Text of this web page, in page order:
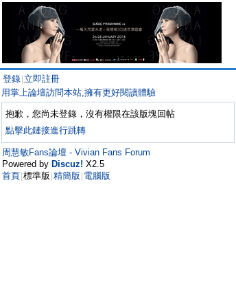
登錄 立即註冊
用掌上論壇訪問本站,擁有更好閱讀體驗
抱歉，您尚未登錄，沒有權限在該版塊回帖
點擊此鏈接進行跳轉
周慧敏Fans論壇 - Vivian Fans Forum
Powered by Discuz! X2.5
首頁 標準版 精簡版 電腦版